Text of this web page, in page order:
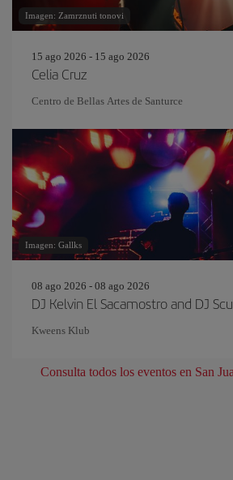
Imagen: Zamrznuti tonovi
15 ago 2026 - 15 ago 2026
Celia Cruz
Centro de Bellas Artes de Santurce
Imagen: Gallks
08 ago 2026 - 08 ago 2026
DJ Kelvin El Sacamostro and DJ
Kweens Klub
Consulta todos los eventos en San